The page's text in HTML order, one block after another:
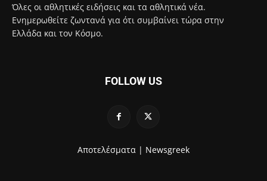
Όλες οι αθλητικές ειδήσεις και τα αθλητικά νέα.
Ενημερωθείτε ζωντανά για ότι συμβαίνει τώρα στην
Ελλάδα και τον Κόσμο.
FOLLOW US
Αποτελέσματα | Newsgreek